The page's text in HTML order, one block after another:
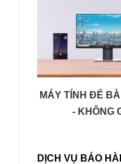
MÁY TÍNH ĐỂ
- KHÔNG
DỊCH VỤ BẢO